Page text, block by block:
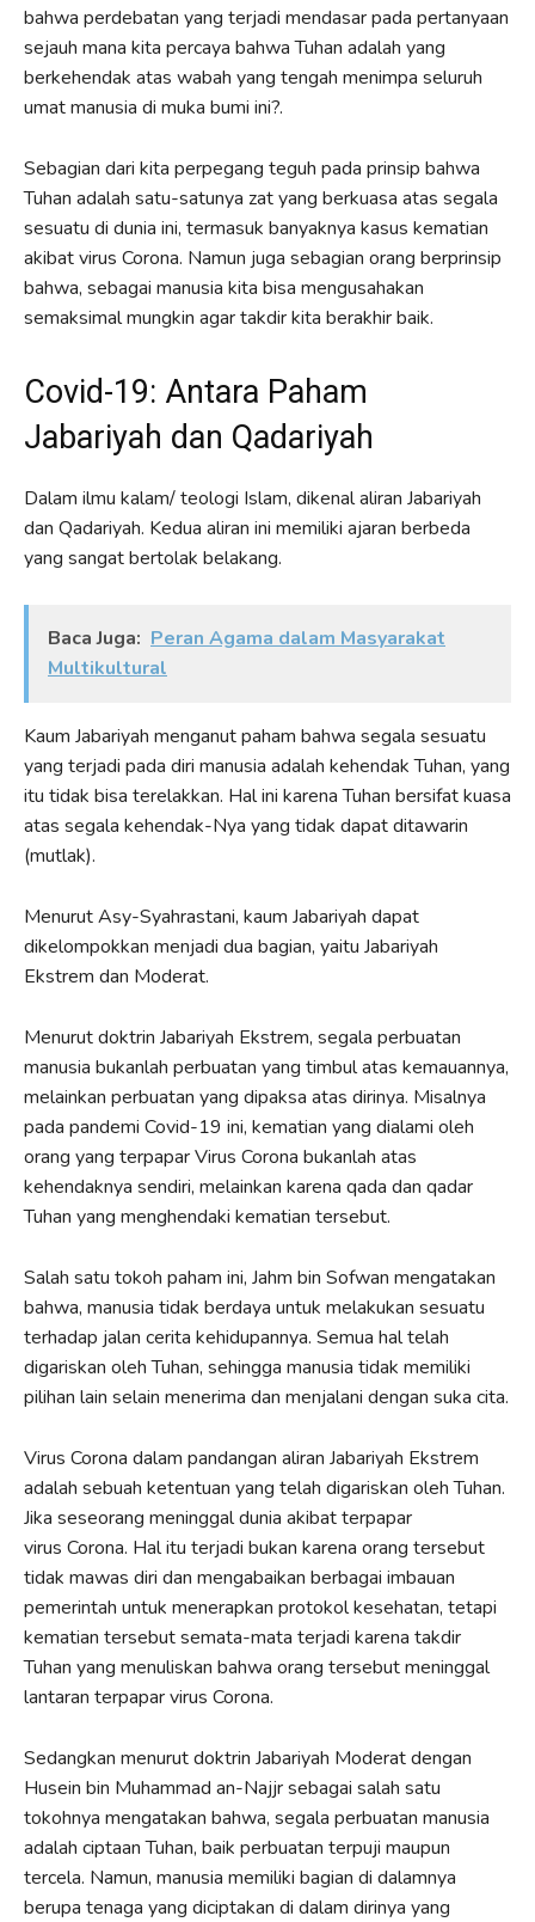
bahwa perdebatan yang terjadi mendasar pada pertanyaan
sejauh mana kita percaya bahwa Tuhan adalah yang
berkehendak atas wabah yang tengah menimpa seluruh
umat manusia di muka bumi ini?.
Sebagian dari kita perpegang teguh pada prinsip bahwa
Tuhan adalah satu-satunya zat yang berkuasa atas segala
sesuatu di dunia ini, termasuk banyaknya kasus kematian
akibat virus Corona. Namun juga sebagian orang berprinsip
bahwa, sebagai manusia kita bisa mengusahakan
semaksimal mungkin agar takdir kita berakhir baik.
Covid-19: Antara Paham
Jabariyah dan Qadariyah
Dalam ilmu kalam/ teologi Islam, dikenal aliran Jabariyah
dan Qadariyah. Kedua aliran ini memiliki ajaran berbeda
yang sangat bertolak belakang.
Baca Juga: Peran Agama dalam Masyarakat
Multikultural
Kaum Jabariyah menganut paham bahwa segala sesuatu
yang terjadi pada diri manusia adalah kehendak Tuhan, yang
itu tidak bisa terelakkan. Hal ini karena Tuhan bersifat kuasa
atas segala kehendak-Nya yang tidak dapat ditawarin
(mutlak).
Menurut Asy-Syahrastani, kaum Jabariyah dapat
dikelompokkan menjadi dua bagian, yaitu Jabariyah
Ekstrem dan Moderat.
Menurut doktrin Jabariyah Ekstrem, segala perbuatan
manusia bukanlah perbuatan yang timbul atas kemauannya,
melainkan perbuatan yang dipaksa atas dirinya. Misalnya
pada pandemi Covid-19 ini, kematian yang dialami oleh
orang yang terpapar Virus Corona bukanlah atas
kehendaknya sendiri, melainkan karena qada dan qadar
Tuhan yang menghendaki kematian tersebut.
Salah satu tokoh paham ini, Jahm bin Sofwan mengatakan
bahwa, manusia tidak berdaya untuk melakukan sesuatu
terhadap jalan cerita kehidupannya. Semua hal telah
digariskan oleh Tuhan, sehingga manusia tidak memiliki
pilihan lain selain menerima dan menjalani dengan suka cita.
Virus Corona dalam pandangan aliran Jabariyah Ekstrem
adalah sebuah ketentuan yang telah digariskan oleh Tuhan.
Jika seseorang meninggal dunia akibat terpapar
virus Corona. Hal itu terjadi bukan karena orang tersebut
tidak mawas diri dan mengabaikan berbagai imbauan
pemerintah untuk menerapkan protokol kesehatan, tetapi
kematian tersebut semata-mata terjadi karena takdir
Tuhan yang menuliskan bahwa orang tersebut meninggal
lantaran terpapar virus Corona.
Sedangkan menurut doktrin Jabariyah Moderat dengan
Husein bin Muhammad an-Najjr sebagai salah satu
tokohnya mengatakan bahwa, segala perbuatan manusia
adalah ciptaan Tuhan, baik perbuatan terpuji maupun
tercela. Namun, manusia memiliki bagian di dalamnya
berupa tenaga yang diciptakan di dalam dirinya yang